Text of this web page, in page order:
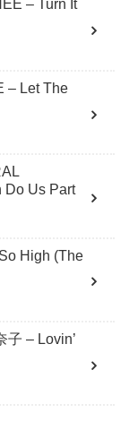
– Turn It
– Let The
Do Us Part
High (The
子 – Lovin’